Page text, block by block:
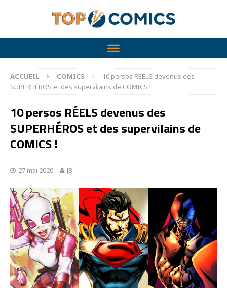
ACCUEIL COMICS
10 persos RÉELS devenus des
SUPERHÉROS et des supervilains de COMICS !
10 persos RÉELS devenus des
SUPERHÉROS et des supervilains de
COMICS !
27 mai 2020 JB